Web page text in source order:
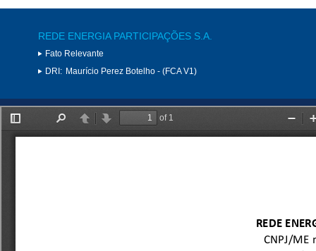
REDE ENERGIA PARTICIPAÇÕES S.A.
Fato Relevante
DRI: Maurício Perez Botelho - (FCA V1)